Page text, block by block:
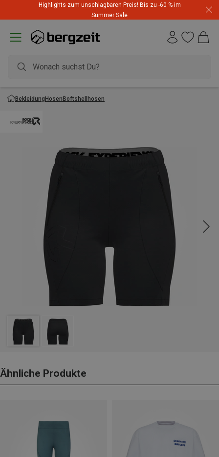
Highlights zum unschlagbaren Preis! Bis zu -60 % im
Summer Sale
BekleidungHosenSoftshellhosen
Ähnliche Produkte